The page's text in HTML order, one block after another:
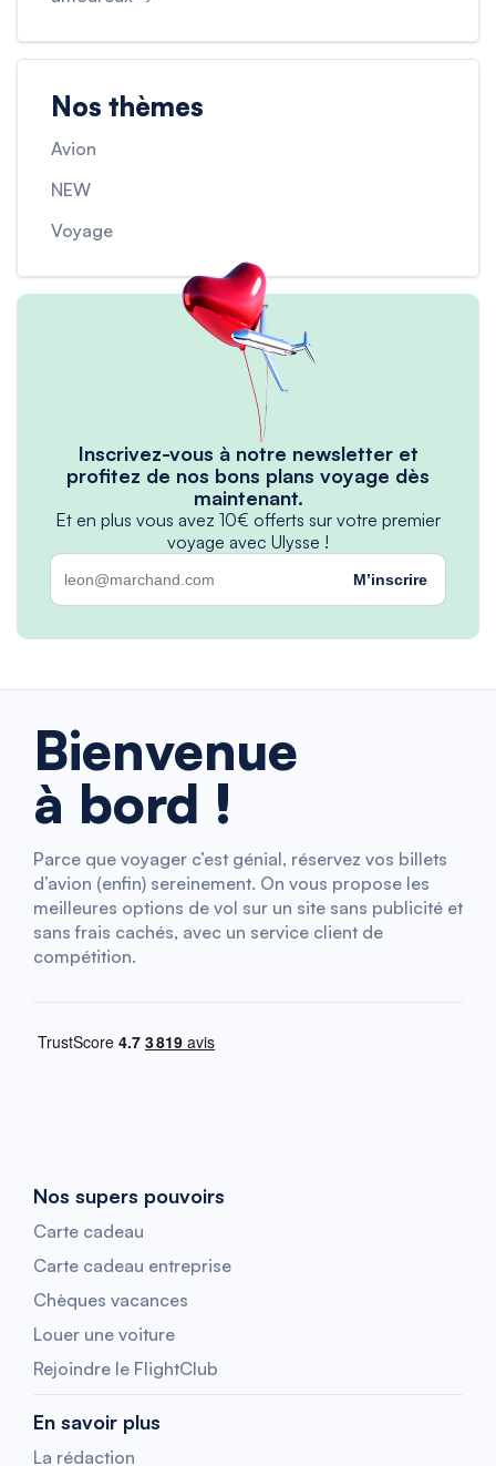
Nos thèmes
Avion
NEW
Voyage
Inscrivez-vous à notre newsletter et
profitez de nos bons plans voyage dès
maintenant.
Et en plus vous avez 10€ offerts sur votre premier
voyage avec Ulysse !
M’inscrire
Bienvenue
à bord !
Parce que voyager c’est génial, réservez vos billets
d’avion (enfin) sereinement. On vous propose les
meilleures options de vol sur un site sans publicité et
sans frais cachés, avec un service client de
compétition.
Nos supers pouvoirs
Carte cadeau
Carte cadeau entreprise
Chèques vacances
Louer une voiture
Rejoindre le FlightClub
En savoir plus
La rédaction